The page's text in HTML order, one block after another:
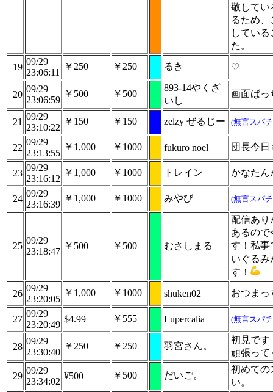
敬してい
るため
してい
た。
19
09/29
23:06:11
￥250 ￥250 るき ♡
20
09/29
23:06:59
￥500 ￥500
893-14やくざ
いし
画面ばっ
21
09/29
23:10:22
￥150 ￥150 zelzy ぜるじー (無言スパ
22
09/29
23:13:55
￥1,000 ￥1000 fukuro noel 団長今
23
09/29
23:16:12
￥1,000 ￥1000 トレイン かなたん
24
09/29
23:16:39
￥1,000 ￥1000 みやび (無言スパ
25
09/29
23:18:47
￥500 ￥500 むさしまる
配信あり
あるので
す！私事
いぐるみ
す！
26
09/29
23:20:05
￥1,000 ￥1000 shuken02 おつまっ
27
09/29
23:20:49
$4.99 ￥555 Lupercalia (無言スパ
28
09/29
23:30:40
￥250 ￥250 羽宮さん。
初見です
頑張って
29
09/29
23:34:02
¥500 ￥500 だいご。
初めての
い。